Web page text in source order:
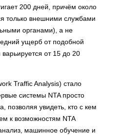
200 дней, причём около
только внешними службами
органами), а не
ущерб от подобной
от 15 до 20
Traffic Analysis) стало
системы NTA просто
позволяя увидеть, кто с кем
к возможностям NTA
машинное обучение и